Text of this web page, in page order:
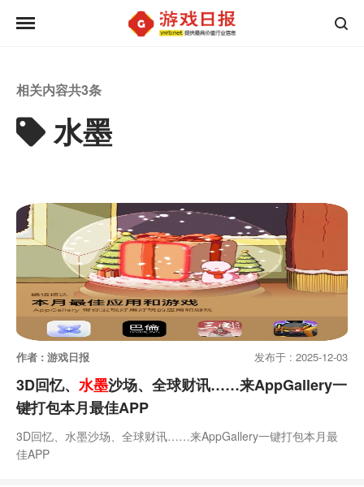
相关内容共3条
水墨
作者 : 游戏日报 发布于 : 2025-12-03
3D回忆、 水墨沙场、全球财讯……来AppGallery一
键打包本月最佳APP
3D回忆、水墨沙场、全球财讯……来AppGallery一键打包本月最
佳APP